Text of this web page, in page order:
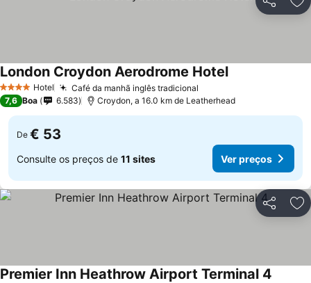
Partilhar
4 EstrelasHotel Café da manhã inglês tradicional
London Croydon Aerodrome Hotel
7,6 Boa 6.583 Croydon, a 16.0 km de Leatherhead
De € 53
Consulte os preços de 11 sites Ver preços
Partilhar
Premier Inn Heathrow Airport Terminal 4